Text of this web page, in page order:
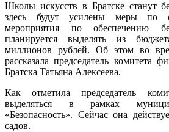
Школы искусств в Братске станут
здесь будут усилены меры по
мероприятия по обеспечению
планируется выделять из
миллионов рублей. Об этом во
рассказала председатель комитета
Братска Татьяна Алексеева.
Как отметила председатель
выделяться в рамках
«Безопасность». Сейчас она
садов.